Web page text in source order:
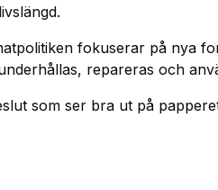
fokuserar på nya
repareras och
som ser bra ut på